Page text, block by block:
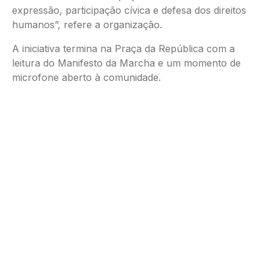
expressão, participação cívica e defesa dos direitos
humanos”, refere a organização.
A iniciativa termina na Praça da República com a
leitura do Manifesto da Marcha e um momento de
microfone aberto à comunidade.